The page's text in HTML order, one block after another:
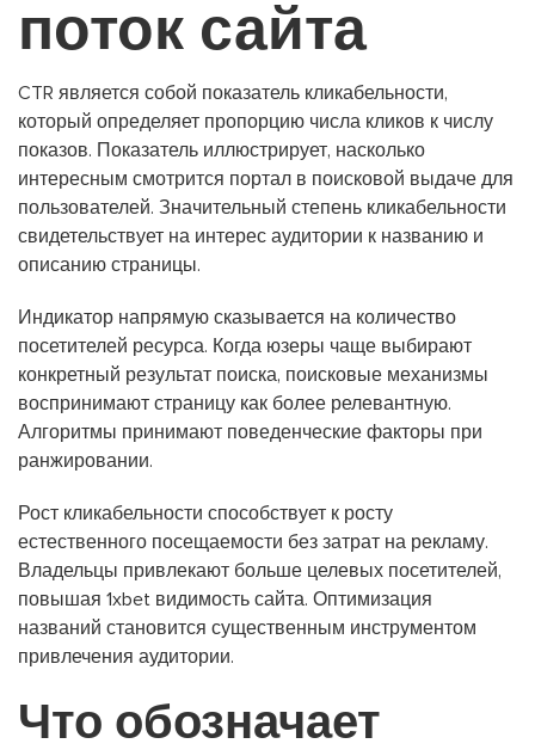
поток сайта
CTR является собой показатель кликабельности,
который определяет пропорцию числа кликов к числу
показов. Показатель иллюстрирует, насколько
интересным смотрится портал в поисковой выдаче для
пользователей. Значительный степень кликабельности
свидетельствует на интерес аудитории к названию и
описанию страницы.
Индикатор напрямую сказывается на количество
посетителей ресурса. Когда юзеры чаще выбирают
конкретный результат поиска, поисковые механизмы
воспринимают страницу как более релевантную.
Алгоритмы принимают поведенческие факторы при
ранжировании.
Рост кликабельности способствует к росту
естественного посещаемости без затрат на рекламу.
Владельцы привлекают больше целевых посетителей,
повышая 1xbet видимость сайта. Оптимизация
названий становится существенным инструментом
привлечения аудитории.
Что обозначает